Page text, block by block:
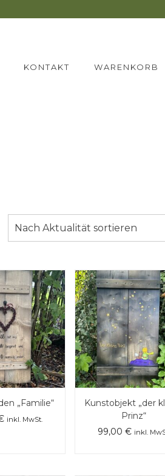
KONTAKT WARENKORB
Nach Aktualität sortieren
„Familie“
inkl. MwSt.
Kunstobjekt „der
Prinz“
99,00 € inkl.